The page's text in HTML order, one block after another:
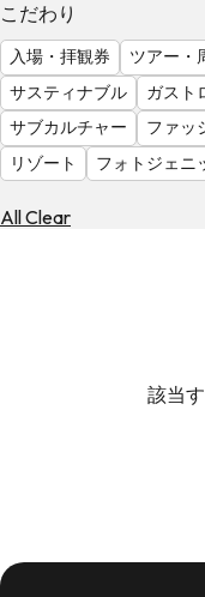
る
気
を
見
る
こだわり
入場・拝観券 ツアー・
サスティナブル
ガスト
サブカルチャー
ファッ
リゾート
フォトジェニ
All Clear
該当